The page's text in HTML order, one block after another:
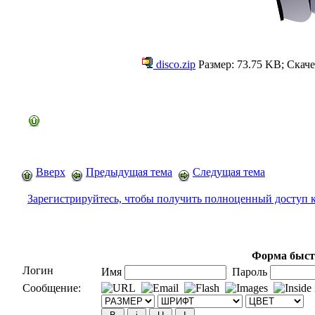
disco.zip Размер: 73.75 KB;
Вверх Предыдущая тема Следущая тема
Зарегистрируйтесь, чтобы получить полноценный доступ
Форма
Логин
Имя
Пароль
Сообщение: